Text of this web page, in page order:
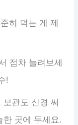
히 먹는 게 제
점차 늘려보세
!
보관도 신경 써
한 곳에 두세요.